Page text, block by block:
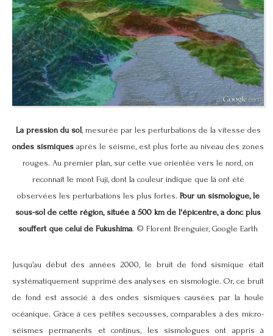
La pression du sol, mesurée par les perturbations de la vitesse des
ondes sismiques après le séisme, est plus forte au niveau des zones
rouges. Au premier plan, sur cette vue orientée vers le nord, on
reconnaît le mont Fuji, dont la couleur indique que là ont été
observées les perturbations les plus fortes. Pour un sismologue, le
sous-sol de cette région, située à 500 km de l'épicentre, a donc plus
souffert que celui de Fukushima. © Florent Brenguier, Google Earth
Jusqu’au début des années 2000, le bruit de fond sismique était
systématiquement supprimé des analyses en sismologie. Or, ce bruit
de fond est associé à des ondes sismiques causées par la houle
océanique. Grâce à ces petites secousses, comparables à des micro-
séismes permanents et continus, les sismologues ont appris à